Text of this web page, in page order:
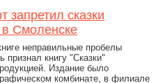
запретил сказки
Смоленске
неправильные пробелы
признал книгу "Сказки"
Издание было
комбинате, в филиале